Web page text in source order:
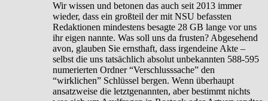
Wir wissen und betonen das auch seit 2013 immer
wieder, dass ein großteil der mit NSU befassten
Redaktionen mindestens besagte 28 GB lange vor uns
ihr eigen nannte. Was soll uns da frusten? Abgesehend
avon, glauben Sie ernsthaft, dass irgendeine Akte –
selbst die uns tatsächlich absolut unbekannten 588-595
numerierten Ordner “Verschlusssache” den
“wirklichen” Schlüssel bergen. Wenn überhaupt
ansatzweise die letztgenannten, aber bestimmt nichts